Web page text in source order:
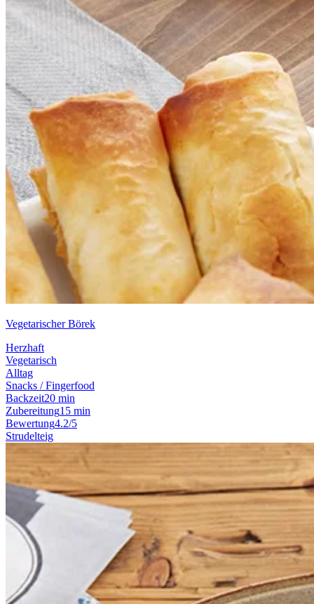
Vegetarischer Börek
Herzhaft
Vegetarisch
Alltag
Snacks / Fingerfood
Backzeit20 min
Zubereitung15 min
Bewertung4.2/5
Strudelteig